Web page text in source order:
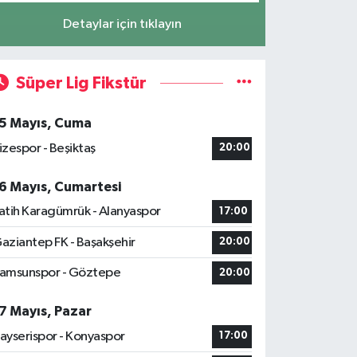
Detaylar için tıklayın
Süper Lig Fikstür
Mayıs, Cuma
- Beşiktaş
20:00
Mayıs, Cumartesi
Karagümrük - Alanyaspor
17:00
FK - Başakşehir 20:00
- Göztepe 20:00
Mayıs, Pazar
- Konyaspor
17:00